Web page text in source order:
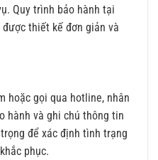
Quy trình bảo hành tại
thiết kế đơn giản và
hoặc gọi qua hotline, nhân
hành và ghi chú thông tin
để xác định tình trạng
phục.